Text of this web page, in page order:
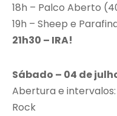
18h – Palco Aberto
19h – Sheep e
21h30 – IRA!
Sábado – 04 de
Abertura e
Rock